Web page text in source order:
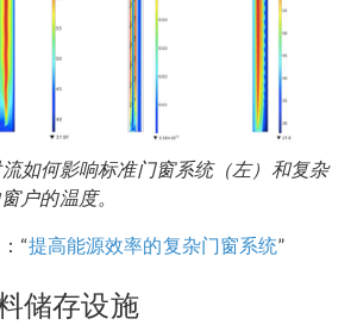
如何影响标准门窗系统（左）和复杂
户的温度。
“提高能源效率的复杂门窗系统”
储存设施